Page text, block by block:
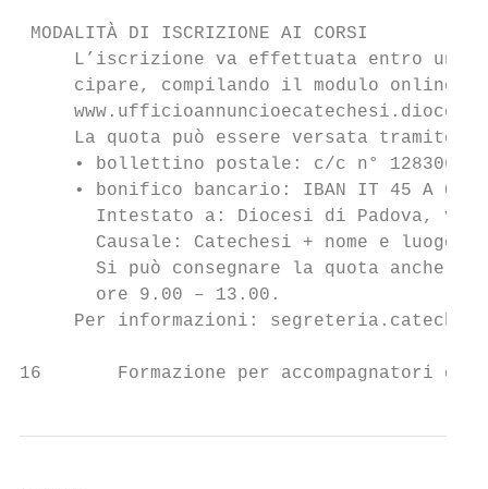
MODALITÀ DI ISCRIZIONE AI CORSI
L’iscrizione va effettuata entro una
cipare, compilando il modulo online
     La quota può essere versata tramite:
     • bollettino postale: c/c n° 128306
• bonifico bancario: IBAN IT 45 A
Intestato a: Diocesi di Padova,
Causale: Catechesi + nome e luogo
Si può consegnare la quota anche a
       ore 9.00 – 13.00.
Per informazioni:
16       Formazione per accompagnatori